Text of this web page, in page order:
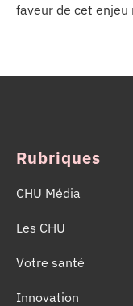
faveur de cet enjeu
Rubriques
CHU Média
Les CHU
Votre santé
Innovation